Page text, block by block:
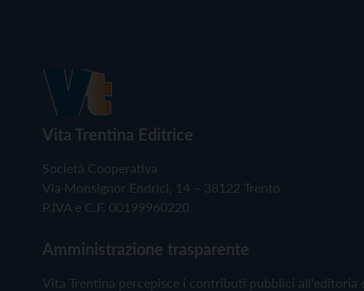
Vita Trentina Editrice
Società Cooperativa
Via Monsignor Endrici, 14 – 38122 Trento
P.IVA e C.F. 00199960220
Amministrazione trasparente
Vita Trentina percepisce i contributi pubblici all'editoria